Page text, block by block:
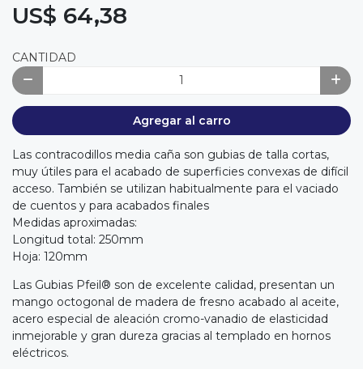
US$ 64,38
CANTIDAD
Agregar al carro
Las contracodillos media caña son gubias de talla cortas,
muy útiles para el acabado de superficies convexas de difícil
acceso. También se utilizan habitualmente para el vaciado
de cuentos y para acabados finales
Medidas aproximadas:
Longitud total: 250mm
Hoja: 120mm
Las Gubias Pfeil® son de excelente calidad, presentan un
mango octogonal de madera de fresno acabado al aceite,
acero especial de aleación cromo-vanadio de elasticidad
inmejorable y gran dureza gracias al templado en hornos
eléctricos.